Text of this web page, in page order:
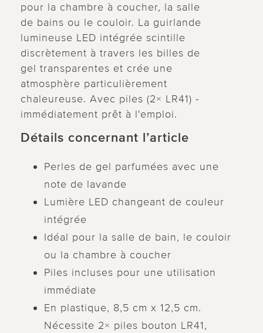
pour la chambre à coucher, la salle
de bains ou le couloir. La guirlande
lumineuse LED intégrée scintille
discrètement à travers les billes de
gel transparentes et crée une
atmosphère particulièrement
chaleureuse. Avec piles (2× LR41) -
immédiatement prêt à l'emploi.
Détails concernant l’article
Perles de gel parfumées avec une
note de lavande
Lumière LED changeant de couleur
intégrée
Idéal pour la salle de bain, le couloir
ou la chambre à coucher
Piles incluses pour une utilisation
immédiate
En plastique, 8,5 cm x 12,5 cm.
Nécessite 2× piles bouton LR41,